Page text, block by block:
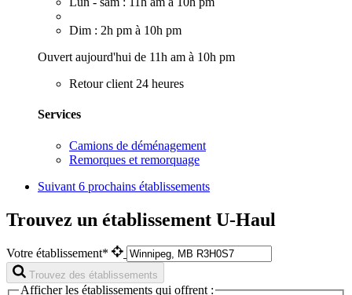
Dim : 2h pm à 10h pm
Ouvert aujourd'hui de 11h am à 10h pm
Retour client 24 heures
Services
Camions de déménagement
Remorques et remorquage
Suivant 6 prochains établissements
Trouvez un établissement U-Haul
Votre établissement*
Trouvez des établissements
Afficher les établissements qui offrent :